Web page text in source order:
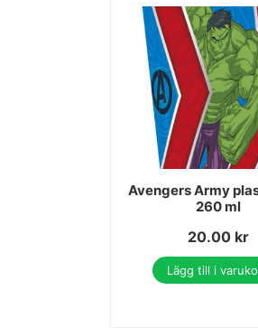
Avengers Army
260 ml
20.00 kr
Lägg till i